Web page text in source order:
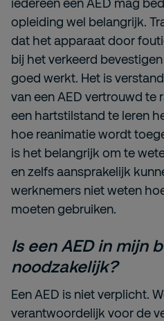
opleiding wel belangrijk.
dat het apparaat door
bij het verkeerd
goed werkt. Het is
van een AED vertrouwd te
een hartstilstand te leren
hoe reanimatie wordt
is het belangrijk om te
en zelfs aansprakelijk
werknemers niet weten
moeten gebruiken.
Is een AED in mijn
noodzakelijk?
Een AED is niet verplicht.
verantwoordelijk voor de